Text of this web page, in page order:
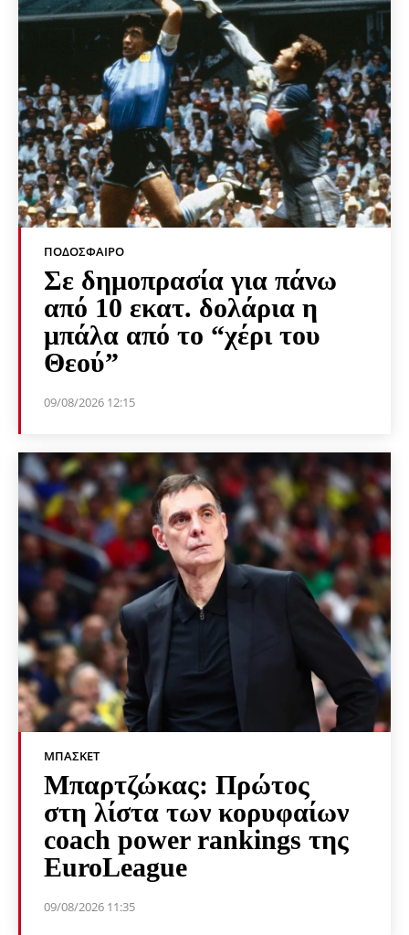
ΠΟΔΌΣΦΑΙΡΟ
Σε δημοπρασία για πάνω
από 10 εκατ. δολάρια η
μπάλα από το “χέρι του
Θεού”
09/08/2026 12:15
ΜΠΆΣΚΕΤ
Μπαρτζώκας: Πρώτος
στη λίστα των κορυφαίων
coach power rankings της
EuroLeague
09/08/2026 11:35